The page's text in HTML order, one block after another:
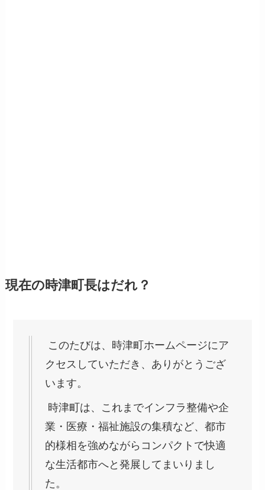
現在の時津町長はだれ？
このたびは、時津町ホームページにア
クセスしていただき、ありがとうござ
います。
時津町は、これまでインフラ整備や企
業・医療・福祉施設の集積など、都市
的様相を強めながらコンパクトで快適
な生活都市へと発展してまいりまし
た。